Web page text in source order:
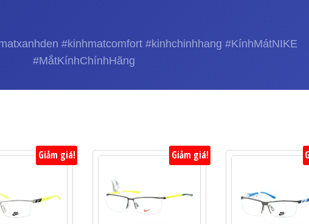
#kinhmatcomfort #kinhchinhhang #KínhMátNIKE
#MắtKínhChínhHãng
Giảm giá! Giảm giá!